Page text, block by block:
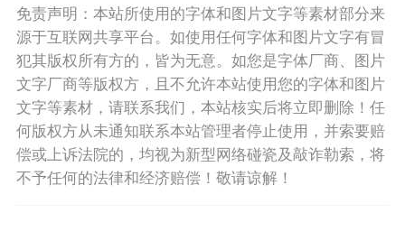
免责声明：本站所使用的字体和图片文字等素材部分来
源于互联网共享平台。如使用任何字体和图片文字有冒
犯其版权所有方的，皆为无意。如您是字体厂商、图片
文字厂商等版权方，且不允许本站使用您的字体和图片
文字等素材，请联系我们，本站核实后将立即删除！任
何版权方从未通知联系本站管理者停止使用，并索要赔
偿或上诉法院的，均视为新型网络碰瓷及敲诈勒索，将
不予任何的法律和经济赔偿！敬请谅解！